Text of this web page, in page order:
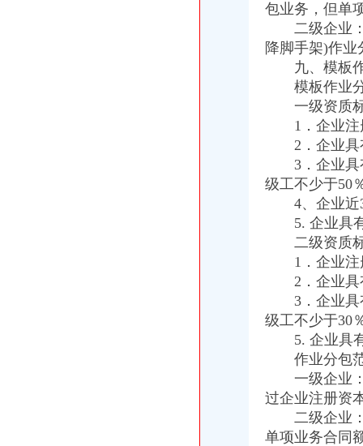
义乌外贸公司注册|义乌注册公司流程及费用|工商代理-金华58同城
【长沙贸易公司注册_贸易公司注册条件_国际贸易公司注册】-长沙赶
【威海外贸出口退税网_外贸出口退税代理_外贸公司出口退税】-威海
【外贸欧美代理】外贸欧美代理价格_外贸欧美代理批发_外贸欧美代理
【重庆进出口公司注册公司排名_排行榜_十大品牌_口碑好的进出口公
包业务，但单
二级企业：
降脚手架)作
九、模板作
模板作业分
一级资质
1．企业注
2．企业具有
3．企业具有
级工不少于50
4、企业近3
5. 企业具有
二级资质
1．企业注
2．企业具
3．企业具有
级工不少于30
5. 企业具有
作业分包
一级企业：
过企业注册资
二级企业：
单项业务合同